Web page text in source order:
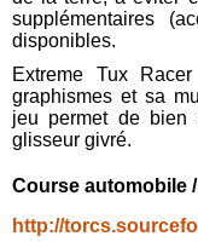
supplémentaires
disponibles.
Extreme Tux
graphismes et sa
jeu permet de bien
glisseur givré.
Course automobile
http://